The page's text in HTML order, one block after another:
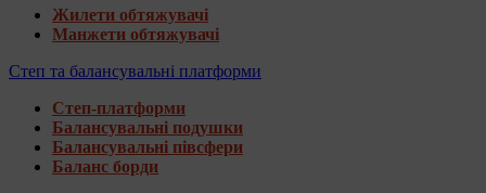
Жилети обтяжувачі
Манжети обтяжувачі
Степ та балансувальні платформи
Степ-платформи
Балансувальні подушки
Балансувальні півсфери
Баланс борди